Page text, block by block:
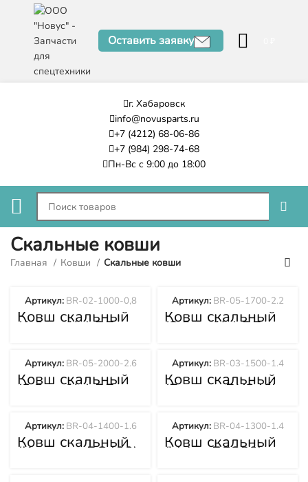
Оставить заявку
г. Хабаровск
info@novusparts.ru
+7 (4212) 68-06-86
+7 (984) 298-74-68
Пн-Вс с 9:00 до 18:00
Скальные ковши
Главная Ковши Скальные ковши
Ковш скальный
(1.0 куб/м) BR-
Артикул: BR-02-1000-0,8
Ковш скальный
(2.8 куб/м) BR-
Артикул: BR-05-1700-2.2
Ковш скальный
(3.3 куб/м) BR-
Артикул: BR-05-2000-2.6
Ковш скальный
(Doosan DX340)
Артикул: BR-03-1500-1.4
Ковш скальный
(Komatsu PC400)
Артикул: BR-04-1400-1.6
Ковш скальный
(Volvo EC380)
Артикул: BR-04-1300-1.4